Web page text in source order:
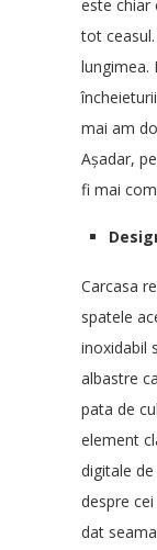
este chiar
tot
lungimea.
mai am
Așadar,
fi mai
Carcasa
spatele
inoxidabil
albastre
pata de
element
digitale
despre
dat